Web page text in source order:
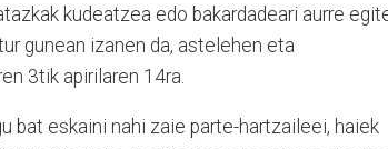
kudeatzea edo bakardadeari aurre
gunean izanen da, astelehen eta
3tik apirilaren 14ra.
bat eskaini nahi zaie parte-hartzaileei, haiek